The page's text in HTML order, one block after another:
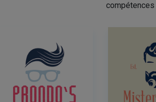
compétences